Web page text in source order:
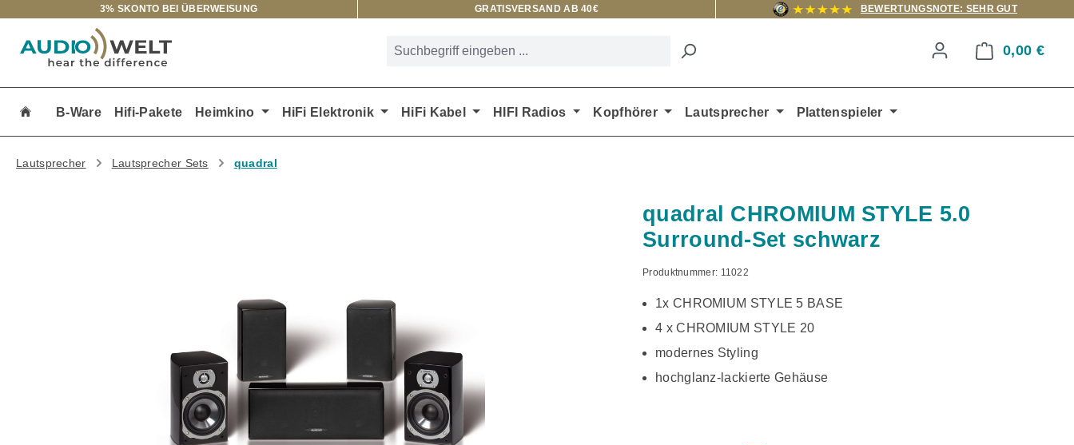
Hauptinhalt springen
Zur Suche springen
Zur Hauptnavigation springen
3% SKONTO BEI ÜBERWEISUNG GRATISVERSAND AB 40€ BEWERTUNGSNOTE: SEHR GUT
0,00 €
B-Ware Hifi-Pakete Heimkino HiFi Elektronik HiFi Kabel HIFI Radios Kopfhörer Lautsprecher Plattenspieler
Lautsprecher Lautsprecher Sets quadral
quadral CHROMIUM STYLE 5.0
Surround-Set schwarz
Produktnummer: 11022
1x CHROMIUM STYLE 5 BASE
4 x CHROMIUM STYLE 20
modernes Styling
hochglanz-lackierte Gehäuse